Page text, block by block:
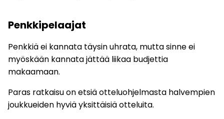
Penkkipelaajat
Penkkiä ei kannata täysin uhrata, mutta sinne ei
myöskään kannata jättää liikaa budjettia
makaamaan.
Paras ratkaisu on etsiä otteluohjelmasta halvempien
joukkueiden hyviä yksittäisiä otteluita.